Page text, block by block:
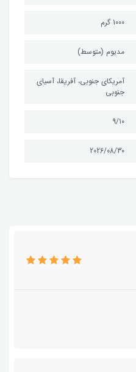
1000 گرم
مدیوم (متوسط)
آمریکای جنوبی، آفریقا، آسیای
جنوبی
9/10
2026/08/30